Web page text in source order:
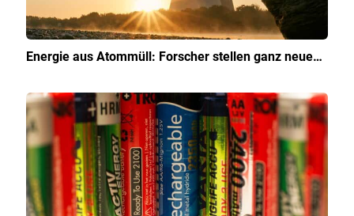
Energie aus Atommüll: Forscher stellen ganz neue…